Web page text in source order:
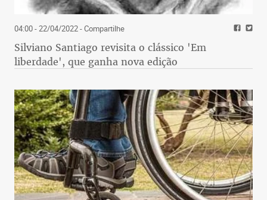
04:00 - 22/04/2022- Compartilhe
Silviano Santiago revisita o clássico 'Em
liberdade', que ganha nova edição